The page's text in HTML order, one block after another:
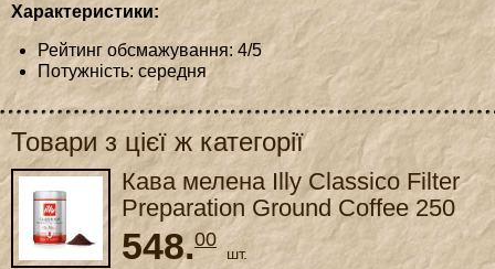
Характеристики:
Рейтинг обсмажування: 4/5
Потужність: середня
Товари з цієї ж категорії
Кава мелена Illy Classico Filter
Preparation Ground Coffee 250
грам
548.00
шт.